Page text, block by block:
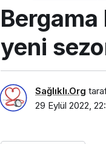
yeni
Sağlıklı.Org
29 Eylül 2022,